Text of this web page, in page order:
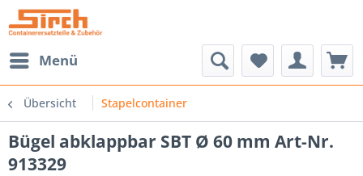
Menü
Übersicht Stapelcontainer
Bügel abklappbar SBT Ø 60 mm Art-Nr.
913329